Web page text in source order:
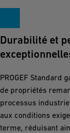
Durabilité et
PROGEF Standard
de propriétés
processus
aux conditions
terme, réduisant